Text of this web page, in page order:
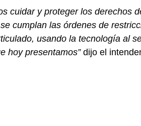
cuidar y proteger los derechos
cumplan las órdenes de
usando la tecnología al
hoy presentamos”dijo el